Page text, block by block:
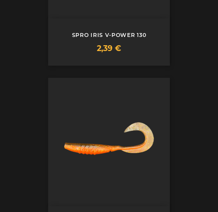
SPRO IRIS V-POWER 130
Prix
2,39 €